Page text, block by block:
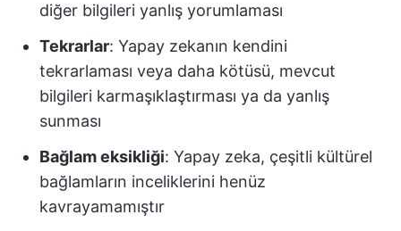
diğer bilgileri yanlış yorumlaması
Tekrarlar: Yapay zekanın kendini
tekrarlaması veya daha kötüsü, mevcut
bilgileri karmaşıklaştırması ya da yanlış
sunması
Bağlam eksikliği: Yapay zeka, çeşitli kültürel
bağlamların inceliklerini henüz
kavrayamamıştır